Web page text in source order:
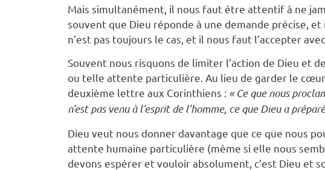
Mais simultanément, il nous faut être attentif à ne
souvent que Dieu réponde à une demande précise,
n’est pas toujours le cas, et il nous faut l’accepter
Souvent nous risquons de limiter l’action de Dieu et
ou telle attente particulière. Au lieu de garder le cœur
deuxième lettre aux Corinthiens : « Ce que nous
n’est pas venu à l’esprit de l’homme, ce que Dieu a
Dieu veut nous donner davantage que ce que nous
attente humaine particulière (même si elle nous
devons espérer et vouloir absolument, c’est Dieu et